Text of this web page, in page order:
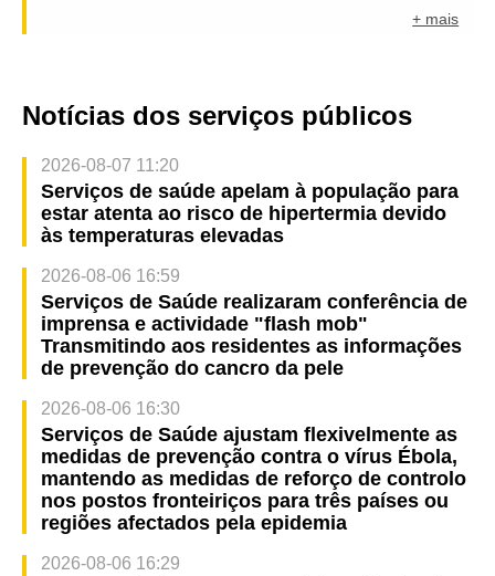
+ mais
Notícias dos serviços públicos
2026-08-07 11:20
Serviços de saúde apelam à população para
estar atenta ao risco de hipertermia devido
às temperaturas elevadas
2026-08-06 16:59
Serviços de Saúde realizaram conferência de
imprensa e actividade "flash mob"
Transmitindo aos residentes as informações
de prevenção do cancro da pele
2026-08-06 16:30
Serviços de Saúde ajustam flexivelmente as
medidas de prevenção contra o vírus Ébola,
mantendo as medidas de reforço de controlo
nos postos fronteiriços para três países ou
regiões afectados pela epidemia
2026-08-06 16:29